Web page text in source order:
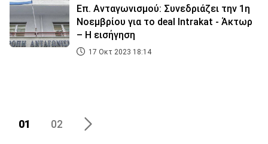
Επ. Ανταγωνισμού: Συνεδριάζει την 1η
Νοεμβρίου για το deal Ιntrakat - Άκτωρ
– Η εισήγηση
17 Οκτ 2023 18:14
01 02